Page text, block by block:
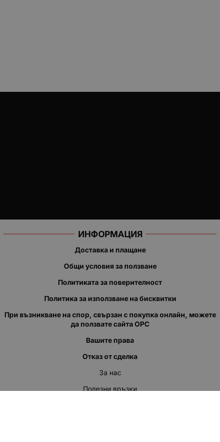
ИНФОРМАЦИЯ
Доставка и плащане
Общи условия за ползване
Политиката за поверителност
Политика за използване на бисквитки
При възникване на спор, свързан с покупка онлайн, можете
да ползвате сайта ОРС
Вашите права
Отказ от сделка
За нас
Полезни връзки